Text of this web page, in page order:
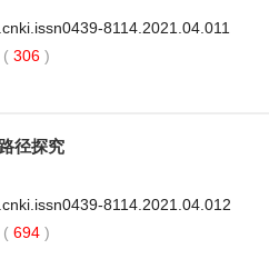
8114.2021.04.011
( 306 )
径探究
8114.2021.04.012
( 694 )